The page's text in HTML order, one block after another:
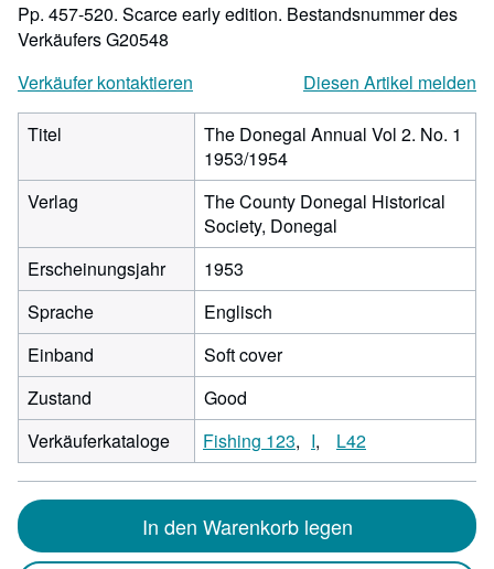
Pp. 457-520. Scarce early edition. Bestandsnummer des
Verkäufers G20548
Verkäufer kontaktieren
Diesen Artikel melden
Titel
The Donegal Annual Vol 2. No. 1
1953/1954
Verlag
The County Donegal Historical
Society, Donegal
Erscheinungsjahr
1953
Sprache
Englisch
Einband
Soft cover
Zustand
Good
Verkäuferkataloge
Fishing 123 I L42
In den Warenkorb legen